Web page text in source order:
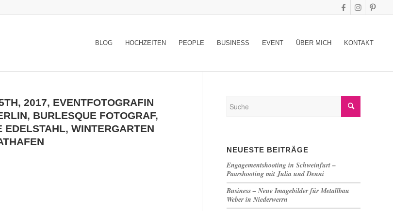
BLOG HOCHZEITEN PEOPLE BUSINESS EVENT ÜBER MICH KONTAKT
2017, EVENTFOTOGRAFIN
BURLESQUE FOTOGRAF,
WINTERGARTEN
NEUESTE BEITRÄGE
Engagementshooting in Schweinfurt –
Paarshooting mit Julia und Denni
Business – Neue Imagebilder für Metallbau
Weber in Niederwerrn